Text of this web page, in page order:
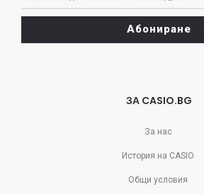
може
да
отпишете!
Абониране
ЗА CASIO.BG
За нас
История на CASIO
Общи условия